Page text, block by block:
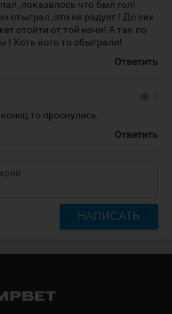
,показалось что был гол!
отыграл ,это не радует ! До сих
отойти от той ночи! А так по
! Хоть кого то обыграли!
Ответить
то проснулись.
Ответить
НАПИСАТЬ